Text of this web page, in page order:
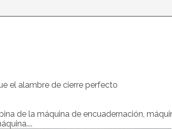
el alambre de cierre perfecto
de la máquina de encuadernación,